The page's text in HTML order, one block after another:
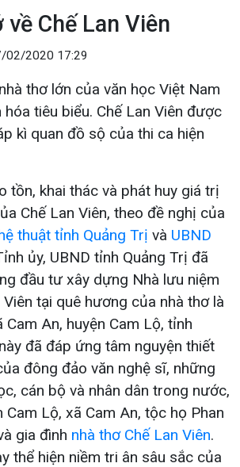
Chế Lan Viên
02/2020 17:29
thơ lớn của văn học Việt Nam
hóa tiêu biểu. Chế Lan Viên được
kì quan đồ sộ của thi ca hiện
tồn, khai thác và phát huy giá trị
Chế Lan Viên, theo đề nghị của
thuật tỉnh Quảng Trị và UBND
ủy, UBND tỉnh Quảng Trị đã
đầu tư xây dựng Nhà lưu niệm
Viên tại quê hương của nhà thơ là
Cam An, huyện Cam Lộ, tỉnh
đã đáp ứng tâm nguyện thiết
đông đảo văn nghệ sĩ, những
cán bộ và nhân dân trong nước,
Cam Lộ, xã Cam An, tộc họ Phan
gia đình nhà thơ Chế Lan Viên.
thể hiện niềm tri ân sâu sắc của